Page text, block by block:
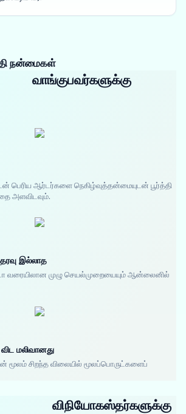
நன்மைகள்
வாங்குபவர்களுக்கு
பெரிய ஆர்டர்களை நெகிழ்வுத்தன்மையுடன் பூர்த்தி
அளவிடவும்.
இல்லாத
வரையிலான முழு செயல்முறையையும் ஆன்லைனில்
மலிவானது
மூலம் சிறந்த விலையில் மூலப்பொருட்களைப்
விநியோகஸ்தர்களுக்கு